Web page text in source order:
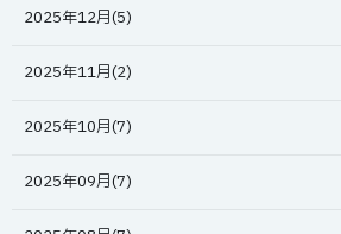
2025年12月(5)
2025年11月(2)
2025年10月(7)
2025年09月(7)